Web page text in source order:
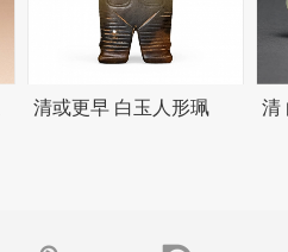
清或更早 白玉人形珮 清